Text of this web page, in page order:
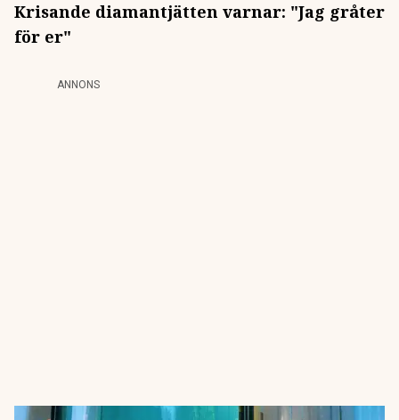
Krisande diamantjätten varnar: "Jag gråter
för er"
ANNONS